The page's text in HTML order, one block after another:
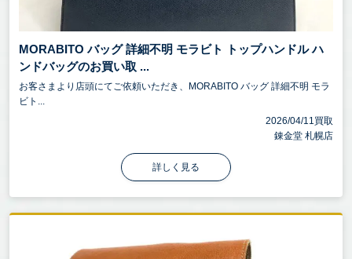
MORABITO バッグ 詳細不明 モラビト トップハンドル ハ
ンドバッグのお買い取 ...
お客さまより店頭にてご依頼いただき、MORABITO バッグ 詳細不明 モラ
ビト...
2026/04/11買取
錬金堂 札幌店
詳しく見る